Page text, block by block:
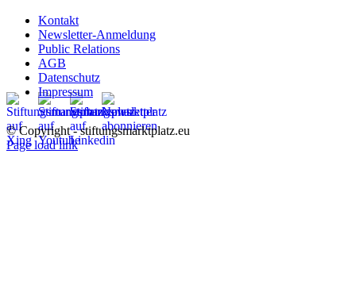
Kontakt
Newsletter-Anmeldung
Public Relations
AGB
Datenschutz
Impressum
© Copyright - stiftungsmarktplatz.eu
Page load link